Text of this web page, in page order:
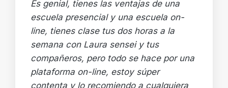
Es genial, tienes las ventajas de una
escuela presencial y una escuela on-
line, tienes clase tus dos horas a la
semana con Laura sensei y tus
compañeros, pero todo se hace por una
plataforma on-line, estoy súper
contenta y lo recomiendo a cualquiera